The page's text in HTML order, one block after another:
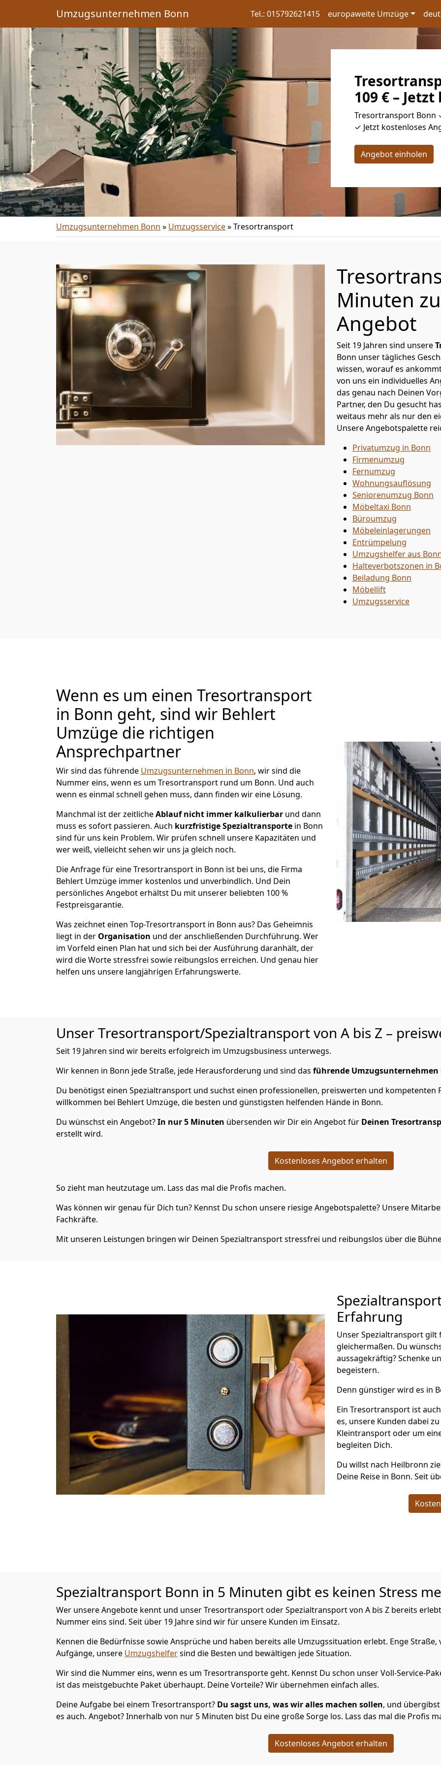
Umzugsunternehmen Bonn Tel.: 015792621415 europaweite Umzüge
109 € –
Tresortransport Bonn
✓ Jetzt kostenloses
Angebot einholen
Umzugsunternehmen Bonn » Umzugsservice»Tresortransport
Minuten
Angebot
Seit 19 Jahren sind unsere
Bonn unser tägliches
wissen, worauf es
von uns ein individuelles
das genau nach Deinen
Partner, den Du gesucht
weitaus mehr als nur den
Unsere Angebotspalette
Privatumzug in Bonn
Firmenumzug
Fernumzug
Wohnungsauflösung
Seniorenumzug Bonn
Möbeltaxi Bonn
Büroumzug
Möbeleinlagerungen
Entrümpelung
Umzugshelfer aus
Halteverbotszonen in
Beiladung Bonn
Möbellift
Umzugsservice
Wenn es um einen Tresortransport
in Bonn geht, sind wir Behlert
Umzüge die richtigen
Ansprechpartner
Wir sind das führende Umzugsunternehmen in Bonn, wir sind die
Nummer eins, wenn es um Tresortransport rund um Bonn. Und auch
wenn es einmal schnell gehen muss, dann finden wir eine Lösung.
Manchmal ist der zeitlicheAblauf nicht immer kalkulierbar und dann
muss es sofort passieren. Auch kurzfristigeSpezialtransporte in Bonn
sind für uns kein Problem. Wir prüfen schnell unsere Kapazitäten und
wer weiß, vielleicht sehen wir uns ja gleich noch.
Die Anfrage für eine Tresortransport in Bonn ist bei uns, die Firma
Behlert Umzüge immer kostenlos und unverbindlich. Und Dein
persönliches Angebot erhältst Du mit unserer beliebten 100 %
Festpreisgarantie.
Was zeichnet einen Top-Tresortransport in Bonn aus? Das Geheimnis
liegt in der Organisation und der anschließenden Durchführung. Wer
im Vorfeld einen Plan hat und sich bei der Ausführung daranhält, der
wird die Worte stressfrei sowie reibungslos erreichen. Und genau hier
helfen uns unsere langjährigen Erfahrungswerte.
Unser Tresortransport/Spezialtransport von A bis Z –
Seit 19 Jahren sind wir bereits erfolgreich im Umzugsbusiness unterwegs.
Wir kennen in Bonn jede Straße, jede Herausforderung und sind das führende Umzugsunternehmen
Du benötigst einen Spezialtransport und suchst einen professionellen, preiswerten und kompetenten
willkommen bei Behlert Umzüge, die besten und günstigsten helfenden Hände in Bonn.
Du wünschst ein Angebot?In nur 5 Minuten übersenden wir Dir ein Angebot für Deinen
erstellt wird.
Kostenloses Angebot erhalten
So zieht man heutzutage um. Lass das mal die Profis machen.
Was können wir genau für Dich tun? Kennst Du schon unsere riesige Angebotspalette? Unsere
Fachkräfte.
Mit unseren Leistungen bringen wir Deinen Spezialtransport stressfrei und reibungslos über die
Erfahrung
Unser Spezialtransport gilt
gleichermaßen. Du
aussagekräftig? Schenke
begeistern.
Denn günstiger wird es in
Ein Tresortransport ist
es, unsere Kunden dabei
Kleintransport oder um
begleiten Dich.
Du willst nach Heilbronn
Deine Reise in Bonn. Seit
Spezialtransport Bonn in 5 Minuten gibt es keinen Stress
Wer unsere Angebote kennt und unser Tresortransport oder Spezialtransport von A bis Z bereits
Nummer eins sind. Seit über 19 Jahre sind wir für unsere Kunden im Einsatz.
Kennen die Bedürfnisse sowie Ansprüche und haben bereits alle Umzugssituation erlebt. Enge
Aufgänge, unsere Umzugshelfersind die Besten und bewältigen jede Situation.
Wir sind die Nummer eins, wenn es um Tresortransporte geht. Kennst Du schon unser Voll-Service-
ist das meistgebuchte Paket überhaupt. Deine Vorteile? Wir übernehmen einfach alles.
Deine Aufgabe bei einem Tresortransport? Du sagst uns, was wir alles machen sollen, und
es auch. Angebot? Innerhalb von nur 5 Minuten bist Du eine große Sorge los. Lass das mal die Profis
Kostenloses Angebot erhalten